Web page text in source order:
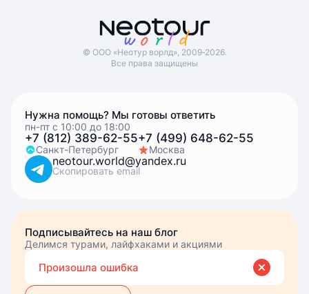
© ООО «Неотур ворлд», 2009‑2026.
Все права защищены
Нужна помощь? Мы готовы ответить
пн-пт с 10:00 до 18:00
+7 (812) 389-62-55
Санкт-Петербург
+7 (499) 648-62-55
Москва
neotour.world@yandex.ru
Скопировать email
Подписывайтесь на наш блог
Делимся турами, лайфхаками и акциями
Вы подписались
Произошла ошибка